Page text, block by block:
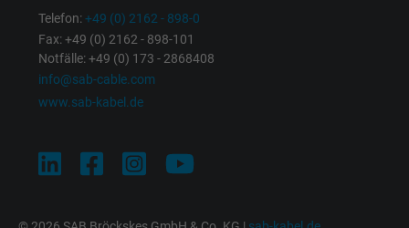
Anbieter Google LLC
Laufzeit 1 Minute
Besucher die Website nutzt.
Name IDE, Google DoubleClick
Telefon:+49 (0) 2162 - 898-0
Fax: +49 (0) 2162 - 898-101
Notfälle: +49 (0) 173 - 2868408
info@sab-cable.com
www.sab-kabel.de